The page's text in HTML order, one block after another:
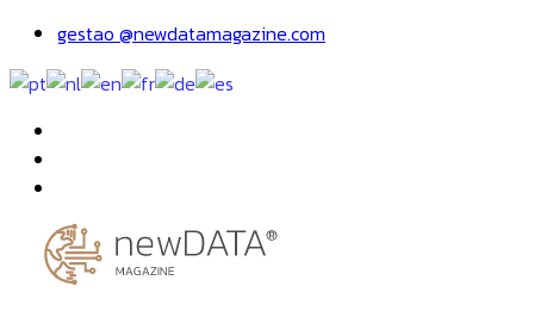
gestao @newdatamagazine.com